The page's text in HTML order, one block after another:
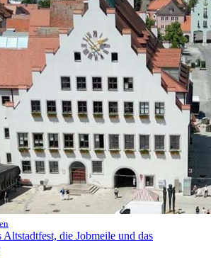
die Jobmeile und das